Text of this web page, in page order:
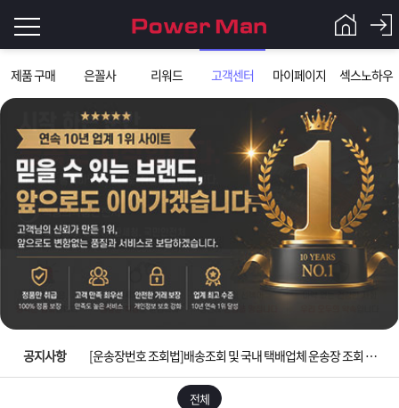
제품 구매 은꼴사 리워드 고객센터 마이페이지 섹스노하우
그
인
이
필
요
니
로
Q&A
파
워
맨
제
품
은
공지사항
입금확인이 안되는 상황을 대비해 꼭 입금후 고객센터 연락바랍니다.
[2026구정 연휴]설 연휴 배송 및 휴무 안내
[운송장번호 조회법]배송조회 및 국내 택배업체 운송장 조회 하는법
[ios앱 오픈]아이폰 고객 앱설치 가능합니다.
전체